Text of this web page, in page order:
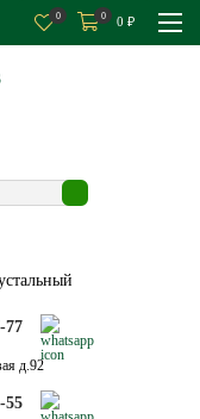
77
д.92
55
0 0 0 ₽